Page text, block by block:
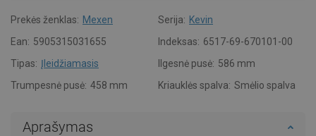
Prekės ženklas: Mexen Serija: Kevin
Ean: 5905315031655 Indeksas: 6517-69-670101-00
Tipas: Įleidžiamasis Ilgesnė pusė: 586 mm
Trumpesnė pusė: 458 mm Kriauklės spalva: Smėlio spalva
Aprašymas